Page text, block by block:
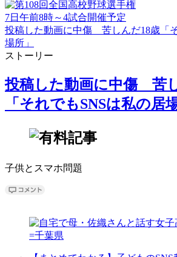
7日午前8時～4試合開催予定
投稿した動画に中傷 苦しんだ18歳「
場所」
ストーリー
投稿した動画に中傷 苦
「それでもSNSは私の居
子供とスマホ問題